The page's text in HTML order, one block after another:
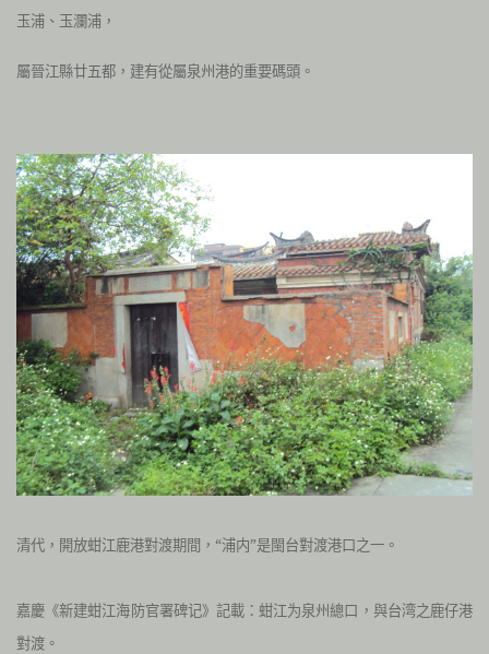
玉浦、玉瀾浦，
屬晉江縣廿五都，建有從屬泉州港的重要碼頭。
清代，開放蚶江鹿港對渡期間，“浦内”是閩台對渡港口之一。
嘉慶《新建蚶江海防官署碑记》記載：蚶江为泉州總口，與台湾之鹿仔港
對渡。